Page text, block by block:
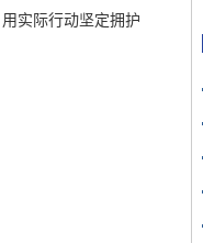
实际行动坚定拥护